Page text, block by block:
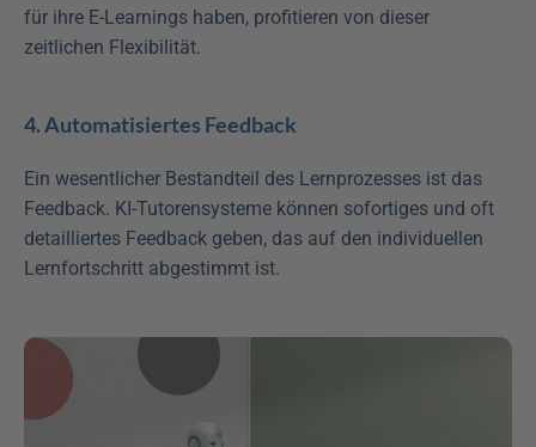
für ihre E-Learnings haben, profitieren von dieser
zeitlichen Flexibilität.
4. Automatisiertes Feedback
Ein wesentlicher Bestandteil des Lernprozesses ist das
Feedback. KI-Tutorensysteme können sofortiges und oft
detailliertes Feedback geben, das auf den individuellen
Lernfortschritt abgestimmt ist.